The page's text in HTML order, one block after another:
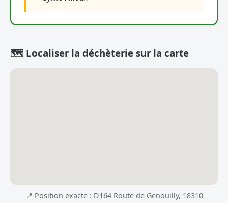
🗺️ Localiser la déchèterie sur la carte
📍 Position exacte : D164 Route de Genouilly, 18310